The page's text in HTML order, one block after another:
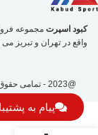
کبود اسپرت مجموعه
واقع در تهران و تبریز می
@2023 - تمامی حقوق مادی و معنوی این سایت متعلق به
پیام به